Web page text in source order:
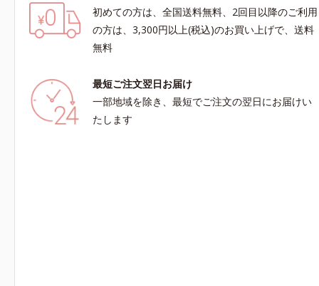
初めての方は、全国送料無料、2回目以降のご利用
の方は、3,300円以上(税込)のお買い上げで、送料
無料
最短ご注文翌日お届け
一部地域を除き、最短でご注文の翌日にお届けい
たします